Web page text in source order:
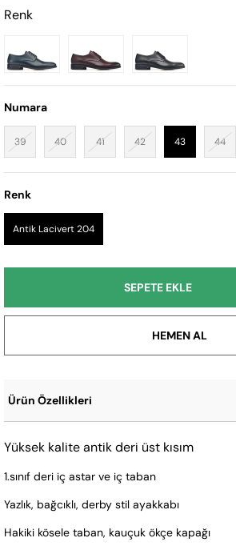
Renk
Numara
39 40 41 42 43 44
Renk
Antik Lacivert 204
Ürün Özellikleri
Yüksek kalite antik deri üst kısım
1.sınıf deri iç astar ve iç taban
Yazlık, bağcıklı, derby stil ayakkabı
Hakiki kösele taban, kauçuk ökçe kapağı